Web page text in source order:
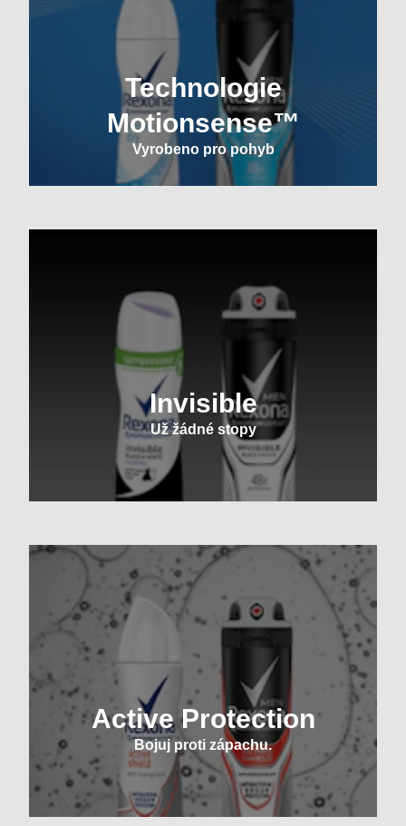
Technologie
Motionsense™
Vyrobeno pro pohyb
Invisible
Už žádné stopy
Active Protection
Bojuj proti zápachu.